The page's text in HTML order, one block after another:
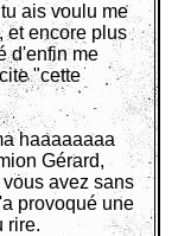
ais voulu me
et encore plus
d'enfin me
"cette
haaaaaaaa
Gérard,
avez sans
provoqué une
rire.